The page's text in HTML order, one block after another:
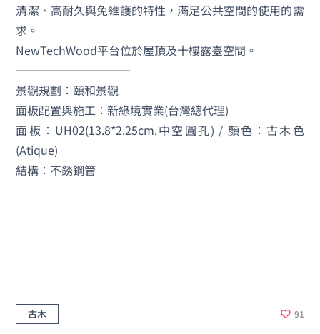
清潔、高耐久與免維護的特性，滿足公共空間的使用的需
求。
NewTechWood平台位於屋頂及十樓露臺空間。
──────────
景觀規劃：頤和景觀
面板配置與施工：新綠境實業(台灣總代理)
面板：UH02(13.8*2.25cm.中空圓孔) / 顏色：古木色
(Atique)
結構：不銹鋼管
古木 91